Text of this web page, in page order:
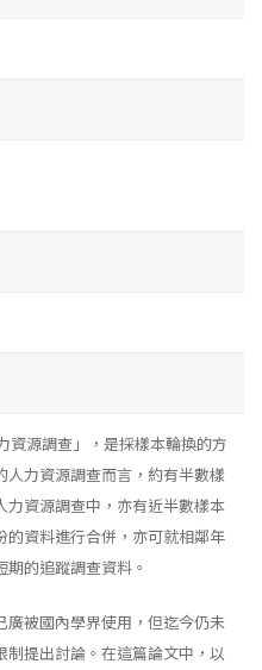
資源調查」，是採樣本輪換的方
力資源調查而言，約有半數樣
資源調查中，亦有近半數樣本
資料進行合併，亦可就相鄰年
的追蹤調查資料。
廣被國內學界使用，但迄今仍未
提出討論。在這篇論文中，以